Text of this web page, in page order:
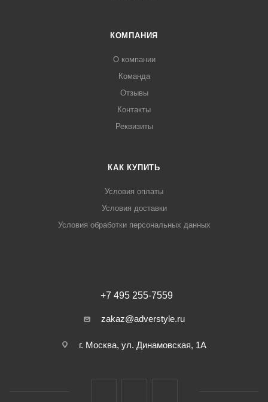
КОМПАНИЯ
О компании
Команда
Отзывы
Контакты
Реквизиты
КАК КУПИТЬ
Условия оплаты
Условия доставки
Условия обработки персональных данных
+7 495 255-7559
zakaz@adverstyle.ru
г. Москва, ул. Динамовская, 1А